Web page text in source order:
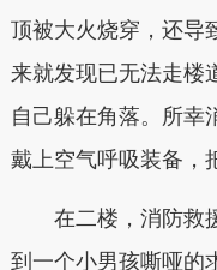
顶被大火烧穿，还导
来就发现已无法走楼
自己躲在角落。所幸
戴上空气呼吸装备，
在二楼，消防救援
到一个小男孩嘶哑的